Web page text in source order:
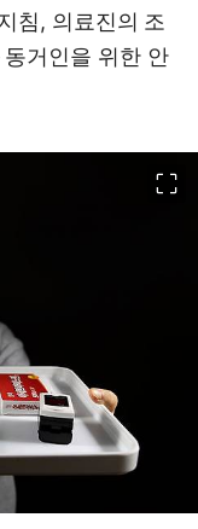
침, 의료진의 조
거인을 위한 안